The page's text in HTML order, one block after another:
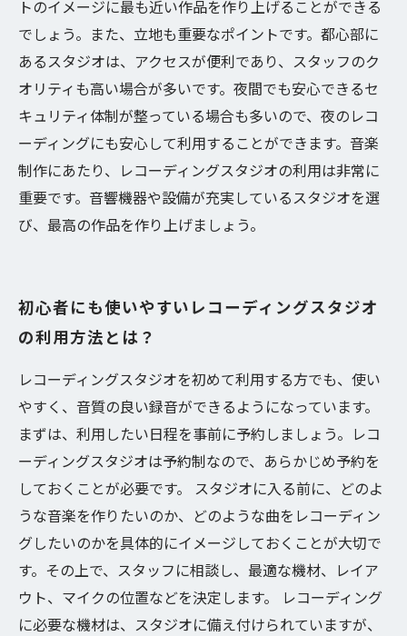
トのイメージに最も近い作品を作り上げることができる
でしょう。また、立地も重要なポイントです。都心部に
あるスタジオは、アクセスが便利であり、スタッフのク
オリティも高い場合が多いです。夜間でも安心できるセ
キュリティ体制が整っている場合も多いので、夜のレコ
ーディングにも安心して利用することができます。音楽
制作にあたり、レコーディングスタジオの利用は非常に
重要です。音響機器や設備が充実しているスタジオを選
び、最高の作品を作り上げましょう。
初心者にも使いやすいレコーディングスタジオ
の利用方法とは？
レコーディングスタジオを初めて利用する方でも、使い
やすく、音質の良い録音ができるようになっています。
まずは、利用したい日程を事前に予約しましょう。レコ
ーディングスタジオは予約制なので、あらかじめ予約を
しておくことが必要です。 スタジオに入る前に、どのよ
うな音楽を作りたいのか、どのような曲をレコーディン
グしたいのかを具体的にイメージしておくことが大切で
す。その上で、スタッフに相談し、最適な機材、レイア
ウト、マイクの位置などを決定します。 レコーディング
に必要な機材は、スタジオに備え付けられていますが、